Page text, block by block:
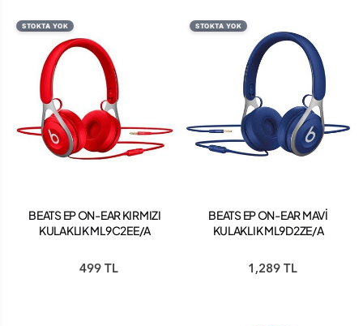
STOKTA YOK
BEATS EP ON-EAR KIRMIZI
KULAKLIK ML9C2EE/A
499 TL
STOKTA YOK
BEATS EP ON-EAR MAVİ
KULAKLIK ML9D2ZE/A
1,289 TL